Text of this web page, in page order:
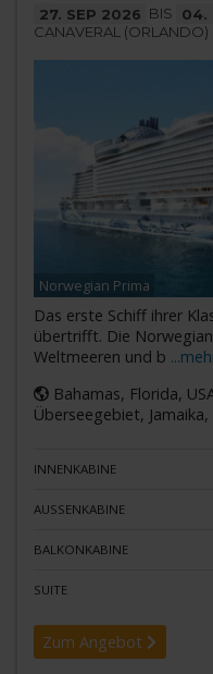
27. SEP 2026 BIS 04.
CANAVERAL (ORLANDO)
Norwegian Prima
Das erste Schiff ihrer
übertrifft. Die
Weltmeeren und b
Bahamas, Florida,
Überseegebiet,
INNENKABINE
AUSSENKABINE
BALKONKABINE
SUITE
Zum Angebot